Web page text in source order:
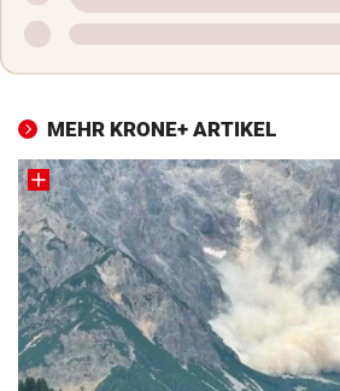
MEHR KRONE+ ARTIKEL